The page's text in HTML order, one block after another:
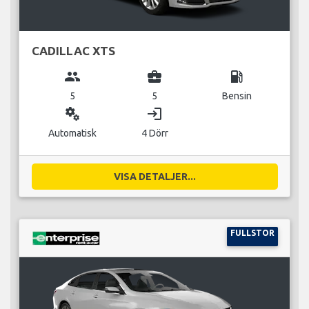
CADILLAC XTS
group
5
business_center
5
local_gas_station
Bensin
miscellaneous_services
Automatisk
login
4 Dörr
VISA DETALJER...
FULLSTOR